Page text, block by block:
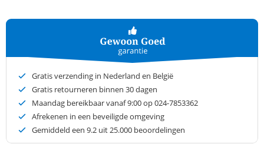
Gratis verzending in Nederland en België
Gratis retourneren binnen 30 dagen
Maandag bereikbaar vanaf 9:00 op 024-7853362
Afrekenen in een beveiligde omgeving
Gemiddeld een 9.2 uit 25.000 beoordelingen